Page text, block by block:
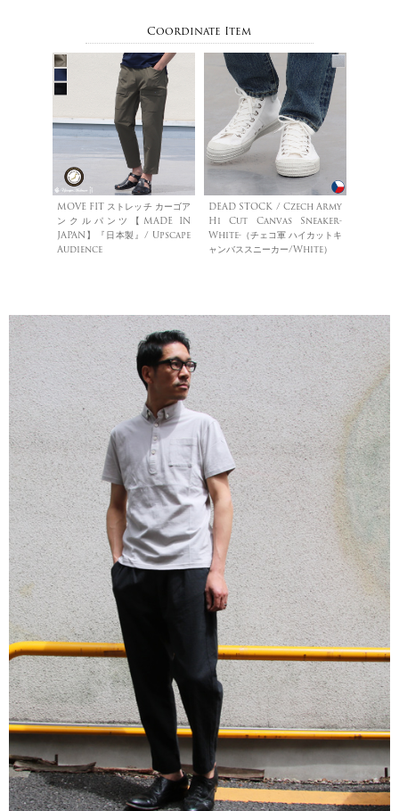
Coordinate Item
MOVE FIT ストレッチ カーゴア
ンクルパンツ【MADE IN
JAPAN】『日本製』/ Upscape
Audience
DEAD STOCK / Czech Army
Hi Cut Canvas Sneaker-
White-（チェコ軍 ハイカットキ
ャンバススニーカー/White）